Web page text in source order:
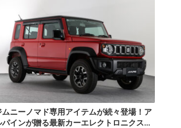
ムニーノマド専用アイテムが続々登場！ア
パインが贈る最新カーエレクトロニクス…